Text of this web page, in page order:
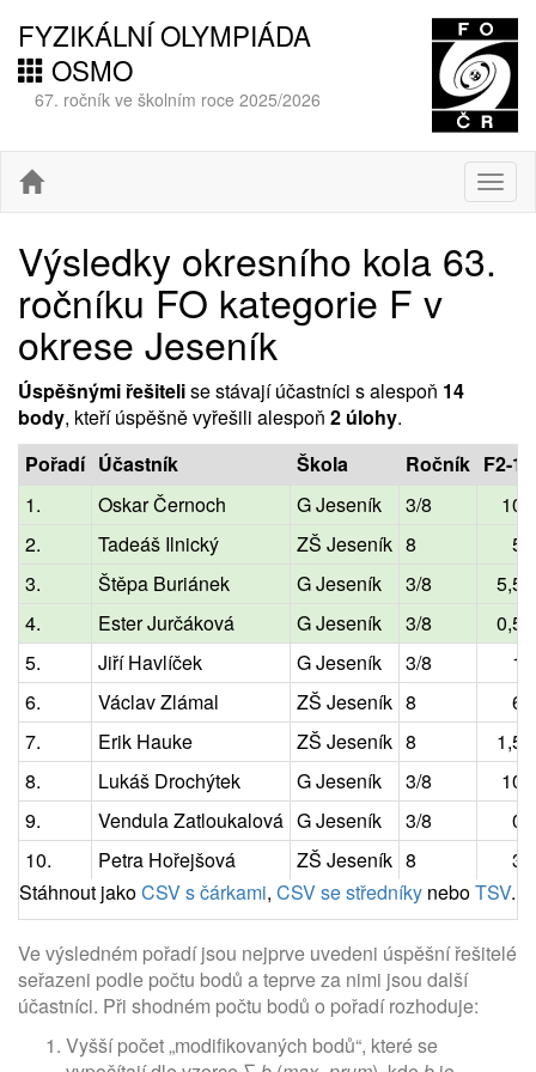
FYZIKÁLNÍ OLYMPIÁDA
OSMO
67. ročník ve školním roce 2025/2026
Výsledky okresního kola 63.
ročníku FO kategorie F v
okrese Jeseník
Úspěšnými řešitelise stávají účastníci s alespoň 14
body, kteří úspěšně vyřešili alespoň 2 úlohy.
Pořadí Účastník Škola Ročník F2-1
1.
Oskar Černoch G Jeseník 3/8
10
2.
Tadeáš Ilnický ZŠ Jeseník 8
5
3.
Štěpa Buriánek G Jeseník 3/8
5,5
4.
Ester Jurčáková G Jeseník 3/8
0,5
5.
Jiří Havlíček G Jeseník 3/8
1
6.
Václav Zlámal ZŠ Jeseník 8
6
7.
Erik Hauke ZŠ Jeseník 8
1,5
8.
Lukáš Drochýtek G Jeseník 3/8
10
9.
Vendula Zatloukalová G Jeseník 3/8
0
10.
Petra Hořejšová ZŠ Jeseník 8
3
Stáhnout jakoCSV s čárkami, CSV se středníky neboTSV.
Ve výsledném pořadí jsou nejprve uvedeni úspěšní řešitelé
seřazeni podle počtu bodů a teprve za nimi jsou další
účastníci. Při shodném počtu bodů o pořadí rozhoduje:
Vyšší počet „modifikovaných bodů“, které se